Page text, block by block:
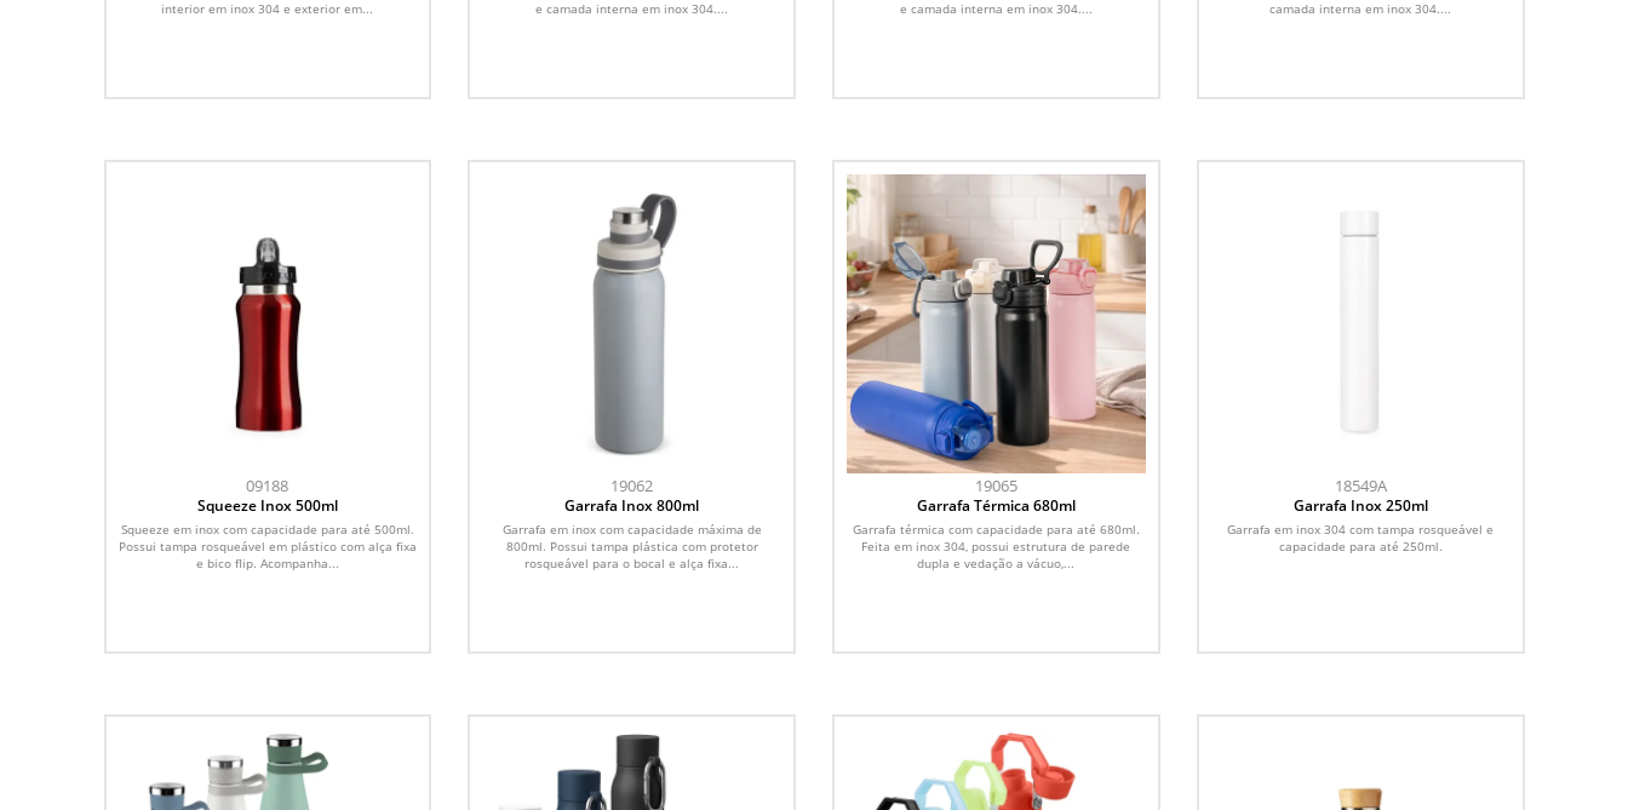
interior em inox 304 e exterior em...
e camada interna em inox 304....
e camada interna em inox 304....
camada interna em inox 304....
09188
Squeeze Inox 500ml
Squeeze em inox com capacidade para até 500ml.
Possui tampa rosqueável em plástico com alça fixa
e bico flip. Acompanha...
19062
Garrafa Inox 800ml
Garrafa em inox com capacidade máxima de
800ml. Possui tampa plástica com protetor
rosqueável para o bocal e alça fixa...
19065
Garrafa Térmica 680ml
Garrafa térmica com capacidade para até 680ml.
Feita em inox 304, possui estrutura de parede
dupla e vedação a vácuo,...
18549A
Garrafa Inox 250ml
Garrafa em inox 304 com tampa rosqueável e
capacidade para até 250ml.